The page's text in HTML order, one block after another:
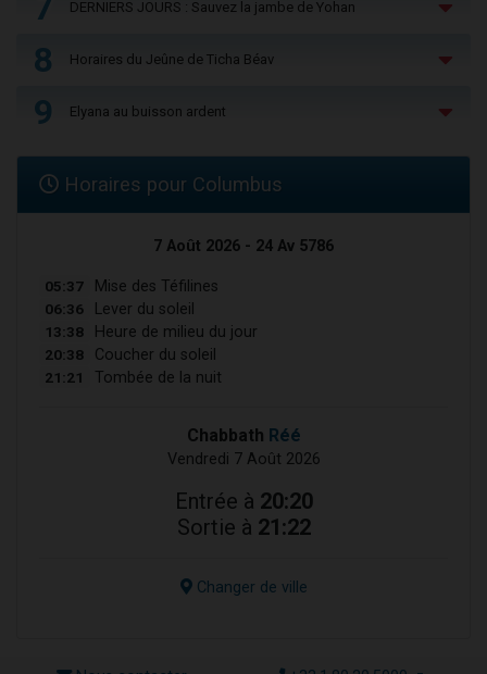
DERNIERS JOURS : Sauvez la jambe de Yohan
8 Horaires du Jeûne de Ticha Béav
9 Elyana au buisson ardent
Horaires pour Columbus
7 Août 2026 - 24 Av 5786
05:37 Mise des Téfilines
06:36 Lever du soleil
13:38 Heure de milieu du jour
20:38 Coucher du soleil
21:21 Tombée de la nuit
Chabbath Réé
Vendredi 7 Août 2026
Entrée à 20:20
Sortie à 21:22
Changer de ville